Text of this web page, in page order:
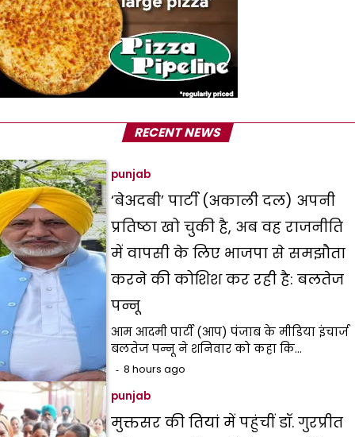
RECENT NEWS
punjab
‘बेअदबी’ पार्टी (अकाली दल) अपनी
प्रतिष्ठा खो चुकी है, अब वह राजनीति
में वापसी के लिए भाजपा से समझौता
करने की कोशिश कर रही है: बलतेज
पन्नू
आम आदमी पार्टी (आप) पंजाब के मीडिया इंचार्ज
बलतेज पन्नू ने शनिवार को कहा कि…
8 hours ago
punjab
मुक्तसर की तियां में पहुंचीं डॉ. गुरप्रीत